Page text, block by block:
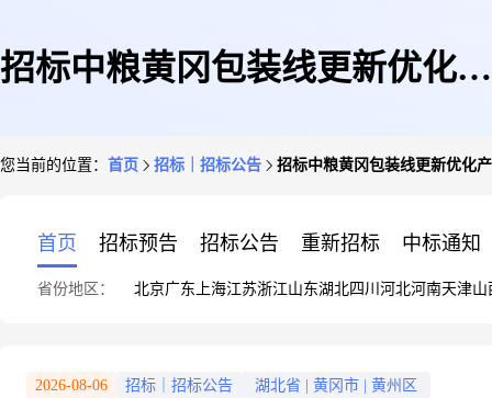
招标中粮黄冈包装线更新优化产
您当前的位置： 首页 招标｜招标公告 招标中粮黄冈包装线更新优化
首页 招标预告 招标公告 重新招标 中标通知
省份地区： 北京广东 上海江苏浙江山东湖北四川 河北河南天津山
2026-08-06 招标｜招标公告 湖北省 黄冈市 黄州区